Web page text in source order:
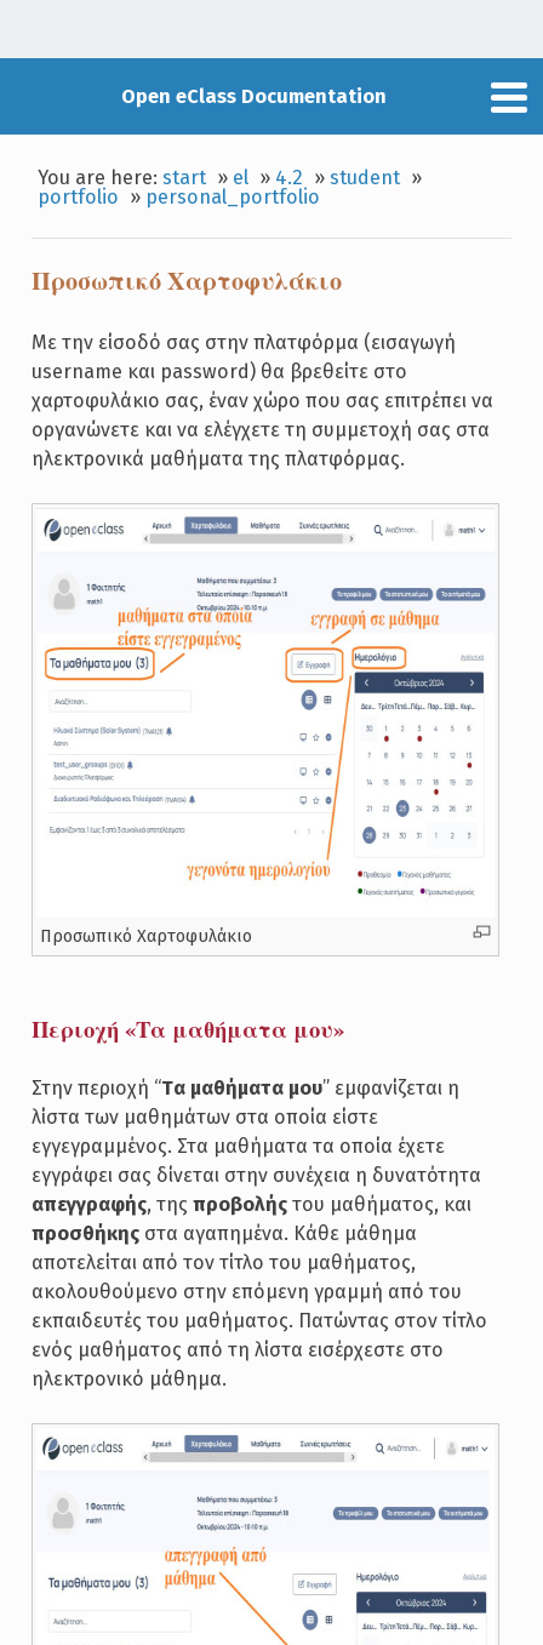
Open eClass Documentation
You are here:start » el » 4.2 »student »
portfolio » personal_portfolio
Προσωπικό Χαρτοφυλάκιο
Με την είσοδό σας στην πλατφόρμα (εισαγωγή
username και password) θα βρεθείτε στο
χαρτοφυλάκιο σας, έναν χώρο που σας επιτρέπει να
οργανώνετε και να ελέγχετε τη συμμετοχή σας στα
ηλεκτρονικά μαθήματα της πλατφόρμας.
Προσωπικό Χαρτοφυλάκιο
Περιοχή «Τα μαθήματα μου»
Στην περιοχή “Tα μαθήματα μου” εμφανίζεται η
λίστα των μαθημάτων στα οποία είστε
εγγεγραμμένος. Στα μαθήματα τα οποία έχετε
εγγράφει σας δίνεται στην συνέχεια η δυνατότητα
απεγγραφής, της προβολήςτου μαθήματος, και
προσθήκηςστα αγαπημένα. Κάθε μάθημα
αποτελείται από τον τίτλο του μαθήματος,
ακολουθούμενο στην επόμενη γραμμή από του
εκπαιδευτές του μαθήματος. Πατώντας στον τίτλο
ενός μαθήματος από τη λίστα εισέρχεστε στο
ηλεκτρονικό μάθημα.